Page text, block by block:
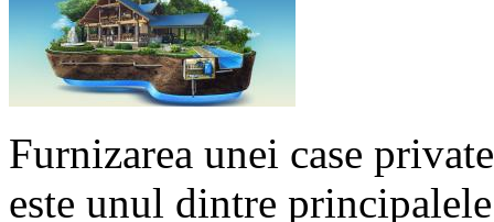
Furnizarea unei case
este unul dintre